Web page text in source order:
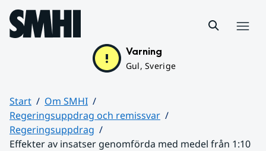
Hoppa till sidans innehåll
Varning
Gul, Sverige
Start
Om SMHI
Regeringsuppdrag och remissvar
Regeringsuppdrag
Effekter av insatser genomförda med medel från 1:10